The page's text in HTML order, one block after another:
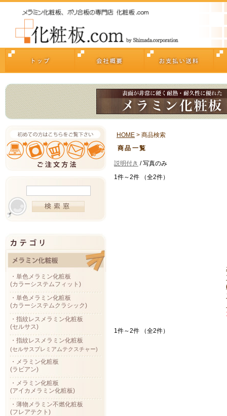
・単色メラミン化粧板
(カラーシステムフィット)
・単色メラミン化粧板
(カラーシステムクラシック)
・指紋レスメラミン化粧板
(セルサス)
・指紋レスメラミン化粧板
(セルサスプレミアムテクスチャー)
・メラミン化粧板
(ラビアン)
・メラミン化粧板
(アイカメラミン化粧板)
・薄物メラミン不燃化粧板
(フレアテクト)
HOME > 商品検索
商品一覧
説明付き / 写真のみ
1件～2件 （全2件）
1件～2件 （全2件）